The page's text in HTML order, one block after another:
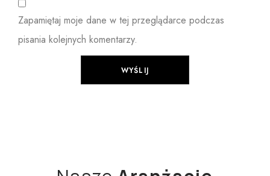
Zapamiętaj moje dane w tej przeglądarce podczas
pisania kolejnych komentarzy.